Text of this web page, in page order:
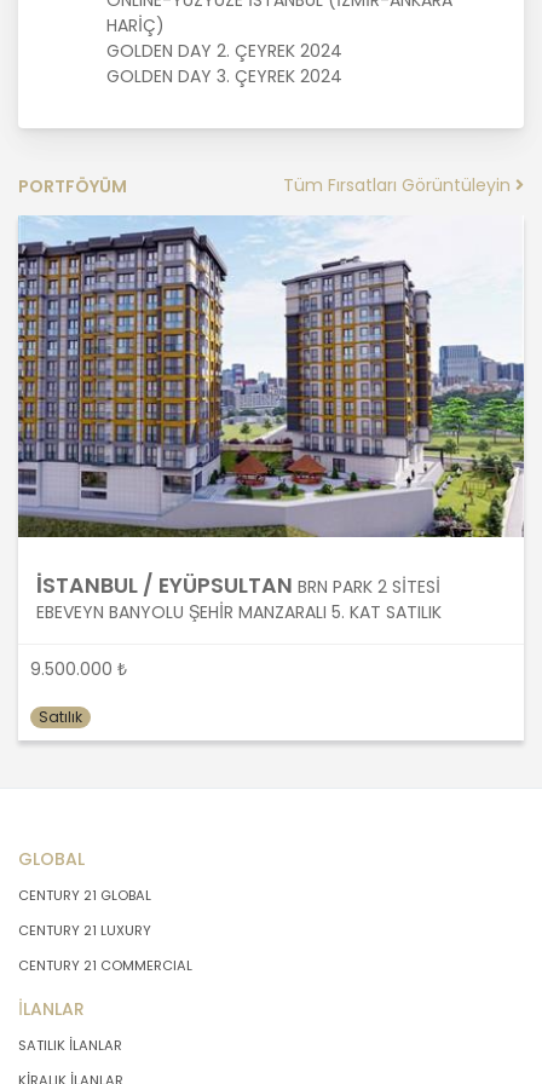
MASTERTURK FRANCHİSİNG
GAYRİMENKUL SATIŞ VE PAZARLAMA
A.Ş. kişisel veri sahiplerinin temel
haklarını ve kendi meşru
kişisel verilerin doğru ve güncel
olmasını sağlamakla ve bu
doğrultuda gerekli tedbirleri almak
için gerekli sistemleri kurmakla
yükümlüdür.
3. Belirli, Açık ve Meşru Amaçlarla
İşleme
MASTERTURK FRANCHİSİNG
GAYRİMENKUL SATIŞ VE PAZARLAMA
A.Ş. kişisel verilerin hangi amaçla
işleneceğini belirlemekle ve bu
amaçları kişisel veriler işlenmeden
önce veri sahiplerinin bilgisine
sunmakla yükümlüdür. Kişisel veriler
belirtilen meşru ve hukuka uygun
4. İşlendikleri Amaçla Bağlantılı, Sınırlı
ve Ölçülü Olma
A.Ş. kişisel verileri belirlenen
amaçların gerçekleştirilmesine
amacın gerçekleştirilmesi ile ilgili
olmayan veya ihtiyaç duyulmayan
kaçınacaktır.
HARİÇ)
GOLDEN DAY 2. ÇEYREK 2024
GOLDEN DAY 3. ÇEYREK 2024
PORTFÖYÜM Tüm Fırsatları Görüntüleyin
İSTANBUL / EYÜPSULTAN BRN PARK 2 SİTESİ
EBEVEYN BANYOLU ŞEHİR MANZARALI 5. KAT SATILIK
9.500.000 ₺
Satılık
GLOBAL
CENTURY 21 GLOBAL
CENTURY 21 LUXURY
CENTURY 21 COMMERCIAL
İLANLAR
SATILIK İLANLAR